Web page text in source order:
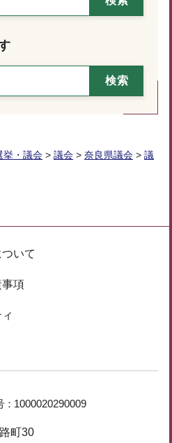
挙・議会 > 議会 > 奈良県議会 > 議
いて
事項
1000020290009
町30